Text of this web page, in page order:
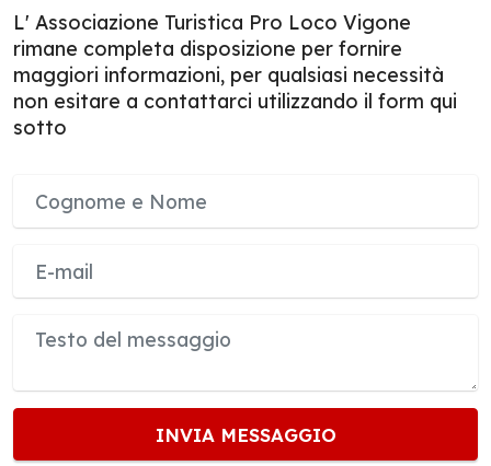
L' Associazione Turistica Pro Loco Vigone
rimane completa disposizione per fornire
maggiori informazioni, per qualsiasi necessità
non esitare a contattarci utilizzando il form qui
sotto
INVIA MESSAGGIO